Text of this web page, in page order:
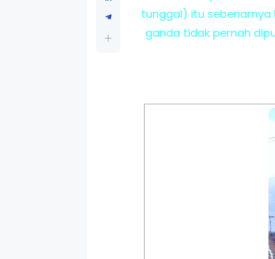
tunggal) itu sebenarnya
ganda tidak pernah